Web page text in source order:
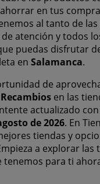
en tus
al tanto de
atención y todos
puedas disfrutar
en Salamanca.
de
en las
actualizado
de 2026. En
tiendas y
a explorar las
tenemos para ti